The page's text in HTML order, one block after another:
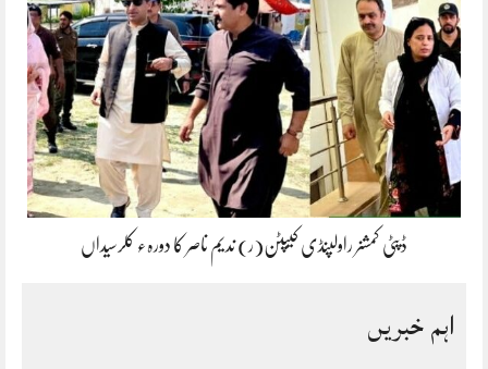
ڈپٹی کمشنر راولپنڈی کیپٹن(ر) ندیم ناصر کا دورہء کلرسیداں
اہم خبریں